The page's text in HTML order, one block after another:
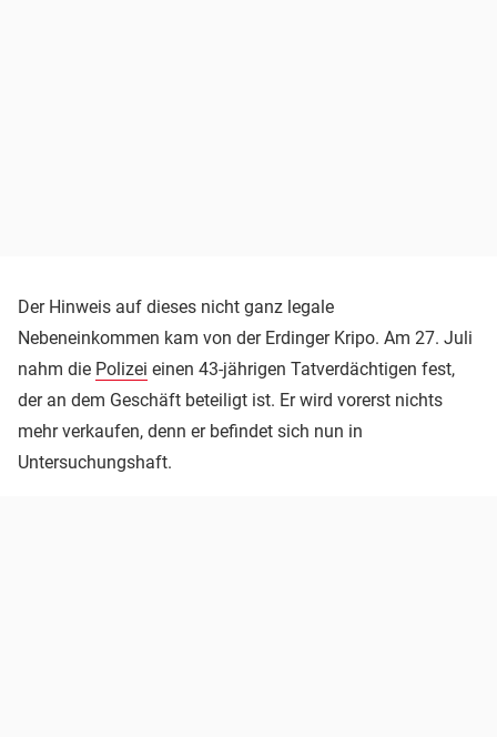
Der Hinweis auf dieses nicht ganz legale
Nebeneinkommen kam von der Erdinger Kripo. Am 27. Juli
nahm die Polizei einen 43-jährigen Tatverdächtigen fest,
der an dem Geschäft beteiligt ist. Er wird vorerst nichts
mehr verkaufen, denn er befindet sich nun in
Untersuchungshaft.